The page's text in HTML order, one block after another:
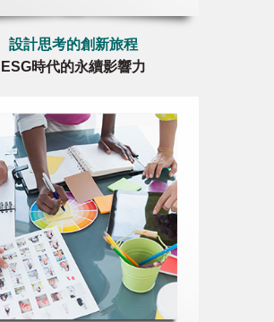
設計思考的創新旅程
ESG時代的永續影響力